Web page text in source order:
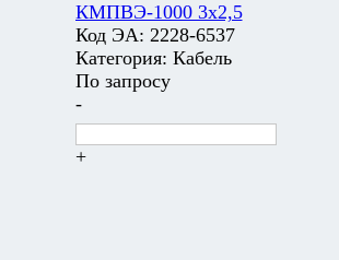
КМПВЭ-1000 3х2,5
Код ЭА: 2228-6537
Категория: Кабель
По запросу
-
+